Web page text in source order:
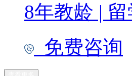
8年教龄 |
免费咨询